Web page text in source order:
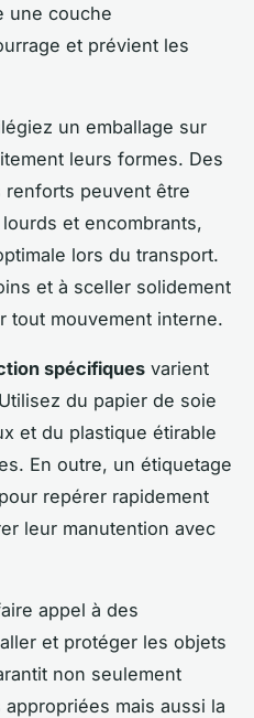
une couche
et prévient les
un emballage sur
leurs formes. Des
peuvent être
et encombrants,
lors du transport.
et à sceller solidement
tout mouvement interne.
spécifiques varient
du papier de soie
et du plastique étirable
En outre, un étiquetage
repérer rapidement
leur manutention avec
appel à des
et protéger les objets
non seulement
mais aussi la